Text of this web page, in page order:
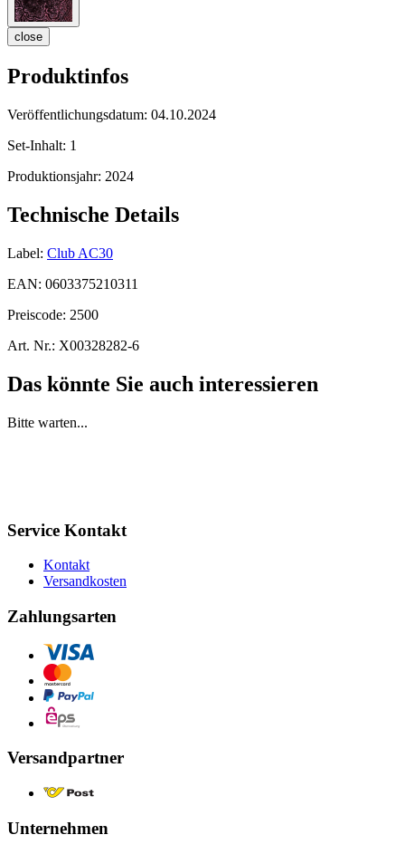
close
Produktinfos
Veröffentlichungsdatum: 04.10.2024
Set-Inhalt: 1
Produktionsjahr: 2024
Technische Details
Label: Club AC30
EAN: 0603375210311
Preiscode: 2500
Art. Nr.: X00328282-6
Das könnte Sie auch interessieren
Bitte warten...
Service Kontakt
Kontakt
Versandkosten
Zahlungsarten
Versandpartner
Unternehmen